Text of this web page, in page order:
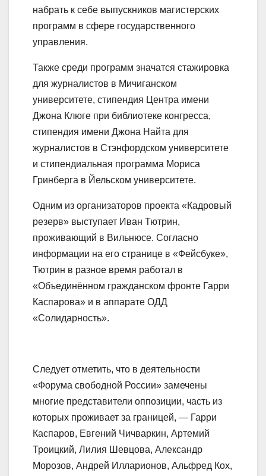
набрать к себе выпускников магистерских
программ в сфере государственного
управления.
Также среди программ значатся стажировка
для журналистов в Мичиганском
университете, стипендия Центра имени
Джона Клюге при библиотеке конгресса,
стипендия имени Джона Найта для
журналистов в Стэнфордском университете
и стипендиальная программа Мориса
Гринберга в Йельском университете.
Одним из организаторов проекта «Кадровый
резерв» выступает Иван Тютрин,
проживающий в Вильнюсе. Согласно
информации на его странице в «Фейсбуке»,
Тютрин в разное время работал в
«Объединённом гражданском фронте Гарри
Каспарова» и в аппарате ОДД
«Солидарность».
Следует отметить, что в деятельности
«Форума свободной России» замечены
многие представители оппозиции, часть из
которых проживает за границей, — Гарри
Каспаров, Евгений Чичваркин, Артемий
Троицкий, Лилия Шевцова, Александр
Морозов, Андрей Илларионов, Альфред Кох,